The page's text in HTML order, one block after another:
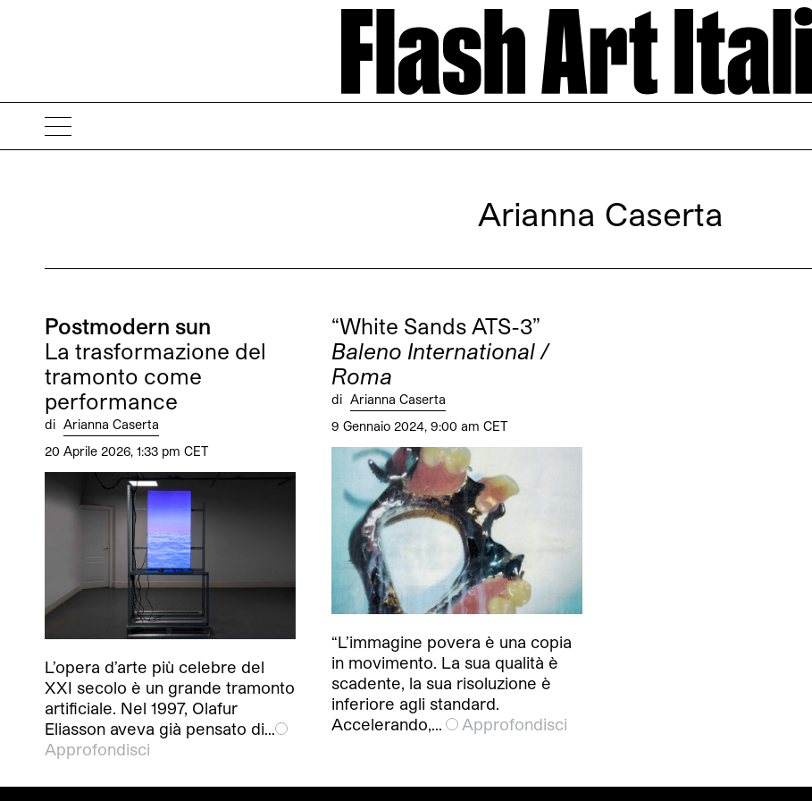
Arianna Caserta
Postmodern sun
La trasformazione del
tramonto come
performance
di Arianna Caserta
20 Aprile 2026, 1:33 pm CET
L’opera d’arte più celebre del
XXI secolo è un grande tramonto
artificiale. Nel 1997, Olafur
Eliasson aveva già pensato di…
Approfondisci
“White Sands ATS-3”
Baleno International /
Roma
di Arianna Caserta
9 Gennaio 2024, 9:00 am CET
“L’immagine povera è una copia
in movimento. La sua qualità è
scadente, la sua risoluzione è
inferiore agli standard.
Accelerando,…
Approfondisci